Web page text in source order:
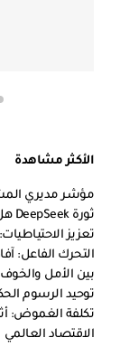
الأكثر مشاهدة
مؤشر مديري
ثورة DeepSeek هل يفقد وادي السيليكون تاجه؟
تعزيز
التحرك الفاعل:
بين الأمل والخوف:
توحيد الرسوم
تكلفة الغموض:
الاقتصاد العالمي